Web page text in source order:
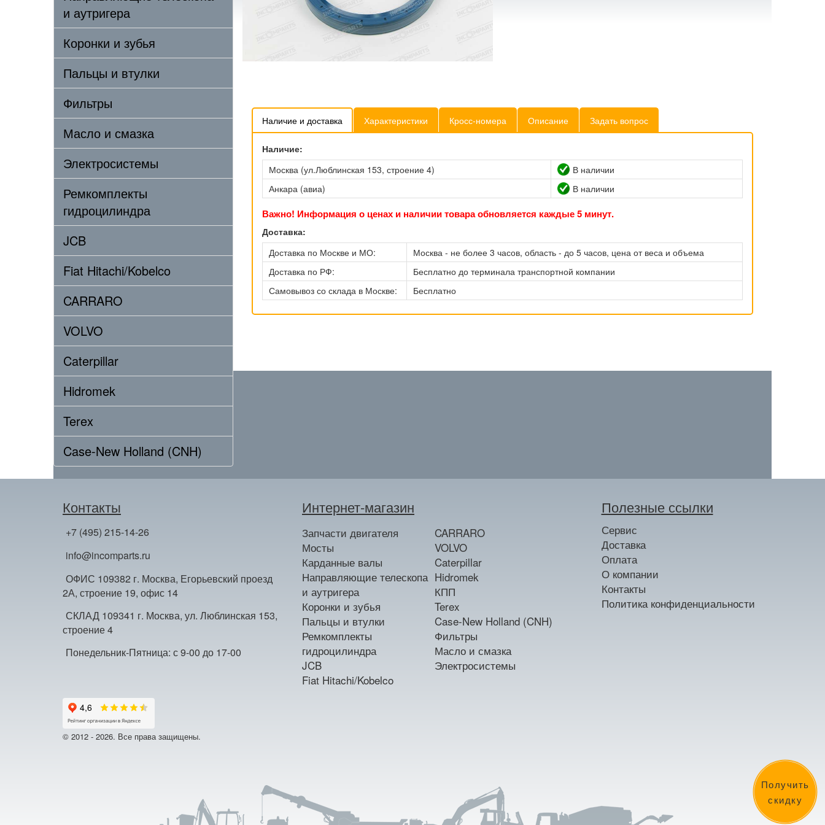
Получить
скидку
и аутригера
Коронки и зубья
Пальцы и втулки
Фильтры
Масло и смазка
Электросистемы
Ремкомплекты
гидроцилиндра
JCB
Fiat Hitachi/Kobelco
CARRARO
VOLVO
Caterpillar
Hidromek
Terex
Case-New Holland (CNH)
Наличие и доставка Характеристики Кросс-номера Описание Задать вопрос
Наличие:
Москва (ул.Люблинская 153, строение 4)
В наличии
Анкара (авиа)
В наличии
Важно! Информация о ценах и наличии товара обновляется каждые 5 минут.
Доставка:
Доставка по Москве и МО:
Москва - не более 3 часов, область - до 5 часов, цена от веса и объема
Доставка по РФ:
Бесплатно до терминала транспортной компании
Самовывоз со склада в Москве:
Бесплатно
Контакты
+7 (495) 215-14-26
info@incomparts.ru
ОФИС 109382 г. Москва, Егорьевский проезд
2А, строение 19, офис 14
СКЛАД 109341 г. Москва, ул. Люблинская 153,
строение 4
Понедельник-Пятница: с 9-00 до 17-00
Интернет-магазин
Запчасти двигателя
Мосты
Карданные валы
Направляющие телескопа
и аутригера
Коронки и зубья
Пальцы и втулки
Ремкомплекты
гидроцилиндра
JCB
Fiat Hitachi/Kobelco
CARRARO
VOLVO
Caterpillar
Hidromek
КПП
Terex
Case-New Holland (CNH)
Фильтры
Масло и смазка
Электросистемы
Полезные ссылки
Сервис
Доставка
Оплата
О компании
Контакты
Политика конфиденциальности
© 2012 - 2026. Все права защищены.